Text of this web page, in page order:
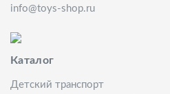
info@toys-shop.ru
Каталог
Детский транспорт